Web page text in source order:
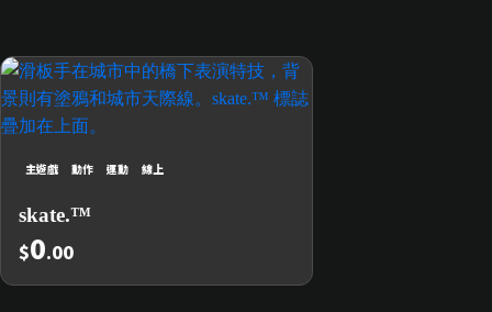
主遊戲 動作 運動 線上
skate.™
$0.00